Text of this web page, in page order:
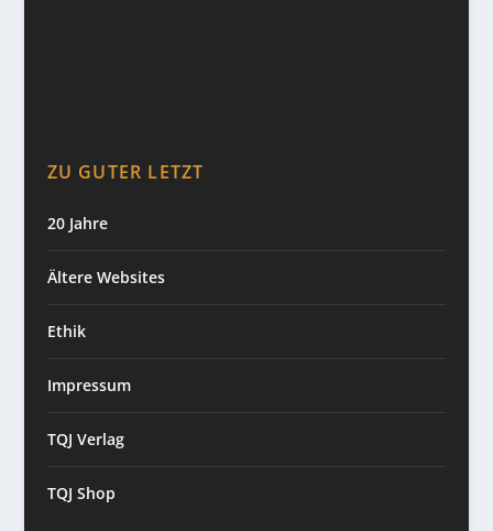
ZU GUTER LETZT
20 Jahre
Ältere Websites
Ethik
Impressum
TQJ Verlag
TQJ Shop